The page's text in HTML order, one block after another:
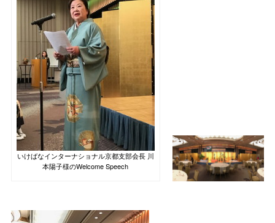
いけばなインターナショナル京都支部会長 川
本陽子様のWelcome Speech